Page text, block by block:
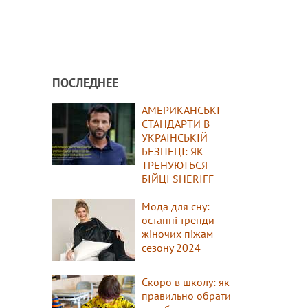
ПОСЛЕДНЕЕ
АМЕРИКАНСЬКІ
СТАНДАРТИ В
УКРАЇНСЬКІЙ
БЕЗПЕЦІ: ЯК
ТРЕНУЮТЬСЯ
БІЙЦІ SHERIFF
Мода для сну:
останні тренди
жіночих піжам
сезону 2024
Скоро в школу: як
правильно обрати